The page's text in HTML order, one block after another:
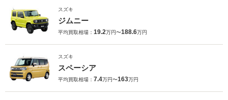
スズキ
ジムニー
平均買取相場： 19.2万円〜188.6万円
スズキ
スペーシア
平均買取相場： 7.4万円〜163万円